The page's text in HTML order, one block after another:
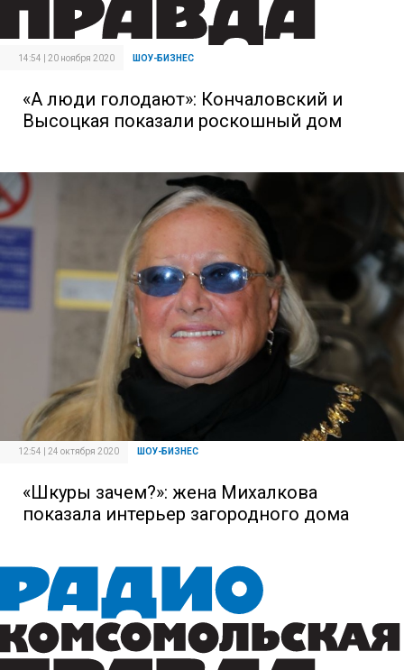
14:54 | 20 ноября 2020 ШОУ-БИЗНЕС
«А люди голодают»: Кончаловский и
Высоцкая показали роскошный дом
12:54 | 24 октября 2020 ШОУ-БИЗНЕС
«Шкуры зачем?»: жена Михалкова
показала интерьер загородного дома